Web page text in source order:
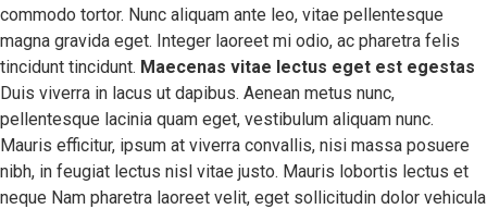
commodo tortor. Nunc aliquam ante leo, vitae pellentesque
magna gravida eget. Integer laoreet mi odio, ac pharetra felis
tincidunt tincidunt. Maecenas vitae lectus eget est egestas
Duis viverra in lacus ut dapibus. Aenean metus nunc,
pellentesque lacinia quam eget, vestibulum aliquam nunc.
Mauris efficitur, ipsum at viverra convallis, nisi massa posuere
nibh, in feugiat lectus nisl vitae justo. Mauris lobortis lectus et
neque Nam pharetra laoreet velit, eget sollicitudin dolor vehicula